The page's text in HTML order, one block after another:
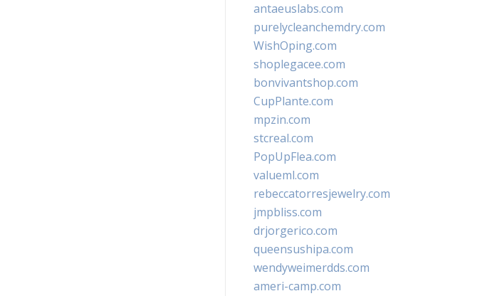
antaeuslabs.com
purelycleanchemdry.com
WishOping.com
shoplegacee.com
bonvivantshop.com
CupPlante.com
mpzin.com
stcreal.com
PopUpFlea.com
valueml.com
rebeccatorresjewelry.com
jmpbliss.com
drjorgerico.com
queensushipa.com
wendyweimerdds.com
ameri-camp.com